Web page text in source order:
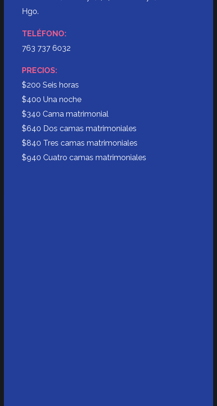
Hgo.
TELÉFONO:
763 737 6032
PRECIOS:
$200 Seis horas
$400 Una noche
$340 Cama matrimonial
$640 Dos camas matrimoniales
$840 Tres camas matrimoniales
$940 Cuatro camas matrimoniales